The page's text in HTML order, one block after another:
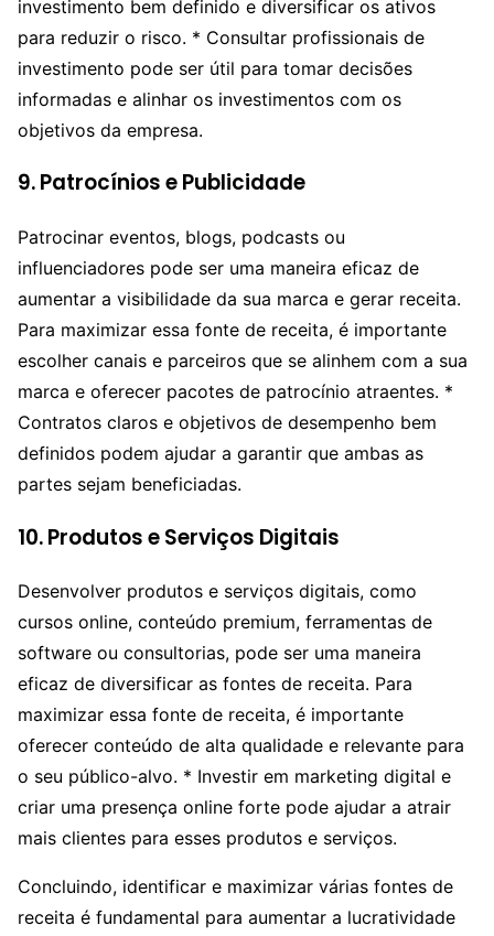
investimento bem definido e diversificar os ativos
para reduzir o risco. * Consultar profissionais de
investimento pode ser útil para tomar decisões
informadas e alinhar os investimentos com os
objetivos da empresa.
9.Patrocínios e Publicidade
Patrocinar eventos, blogs, podcasts ou
influenciadores pode ser uma maneira eficaz de
aumentar a visibilidade da sua marca e gerar receita.
Para maximizar essa fonte de receita, é importante
escolher canais e parceiros que se alinhem com a sua
marca e oferecer pacotes de patrocínio atraentes. *
Contratos claros e objetivos de desempenho bem
definidos podem ajudar a garantir que ambas as
partes sejam beneficiadas.
10.Produtos e Serviços Digitais
Desenvolver produtos e serviços digitais, como
cursos online, conteúdo premium, ferramentas de
software ou consultorias, pode ser uma maneira
eficaz de diversificar as fontes de receita. Para
maximizar essa fonte de receita, é importante
oferecer conteúdo de alta qualidade e relevante para
o seu público-alvo. * Investir em marketing digital e
criar uma presença online forte pode ajudar a atrair
mais clientes para esses produtos e serviços.
Concluindo, identificar e maximizar várias fontes de
receita é fundamental para aumentar a lucratividade